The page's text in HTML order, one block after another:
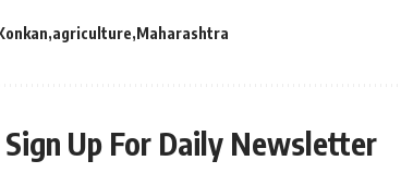
agriculture Maharashtra
Sign Up For Daily Newsletter